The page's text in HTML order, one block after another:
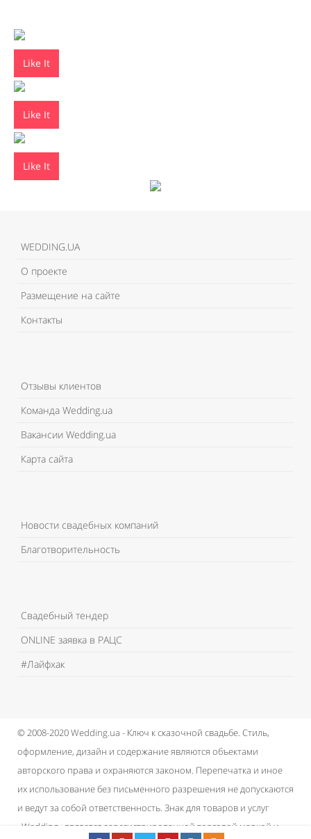
Like It
Like It
Like It
WEDDING.UA
О проекте
Размещение на сайте
Контакты
Отзывы клиентов
Команда Wedding.ua
Вакансии Wedding.ua
Карта сайта
Новости свадебных компаний
Благотворительность
Свадебный тендер
ONLINE заявка в РАЦС
#Лайфхак
© 2008-2020 Wedding.ua - Ключ к сказочной свадьбе. Стиль,
оформление, дизайн и содержание являются объектами
авторского права и охраняются законом. Перепечатка и иное
их использование без письменного разрешения не допускаются
и ведут за собой ответственность. Знак для товаров и услуг
«Wedding» является зарегистрированной торговой маркой и